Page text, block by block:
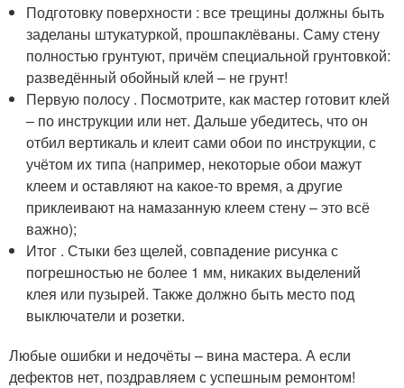
Подготовку поверхности : все трещины должны быть
заделаны штукатуркой, прошпаклёваны. Саму стену
полностью грунтуют, причём специальной грунтовкой:
разведённый обойный клей – не грунт!
Первую полосу . Посмотрите, как мастер готовит клей
– по инструкции или нет. Дальше убедитесь, что он
отбил вертикаль и клеит сами обои по инструкции, с
учётом их типа (например, некоторые обои мажут
клеем и оставляют на какое-то время, а другие
приклеивают на намазанную клеем стену – это всё
важно);
Итог . Стыки без щелей, совпадение рисунка с
погрешностью не более 1 мм, никаких выделений
клея или пузырей. Также должно быть место под
выключатели и розетки.
Любые ошибки и недочёты – вина мастера. А если
дефектов нет, поздравляем с успешным ремонтом!